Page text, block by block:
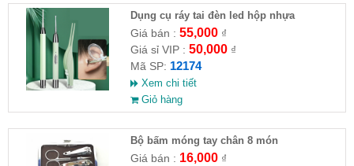
Dụng cụ ráy tai đèn led hộp nhựa
Giá bán : 55,000₫
Giá sỉ VIP : 50,000₫
Mã SP: 12174
Xem chi tiết
Giỏ hàng
Bộ bấm móng tay chân 8 món
Giá bán : 16,000₫